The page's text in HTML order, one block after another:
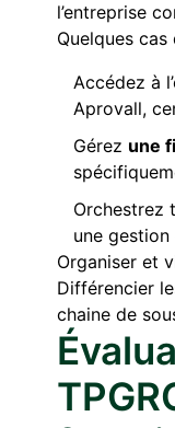
l’entreprise
Quelques cas
Accédez à
Aprovall,
Gérez une
Orchestrez
une
Organiser et
Différencier
chaine de